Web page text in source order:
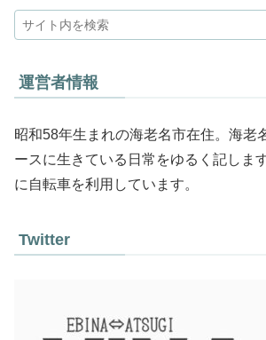
運営者情報
昭和58年生まれの海老名市在住。海
ースに生きている日常をゆるく記しま
に自転車を利用しています。
Twitter